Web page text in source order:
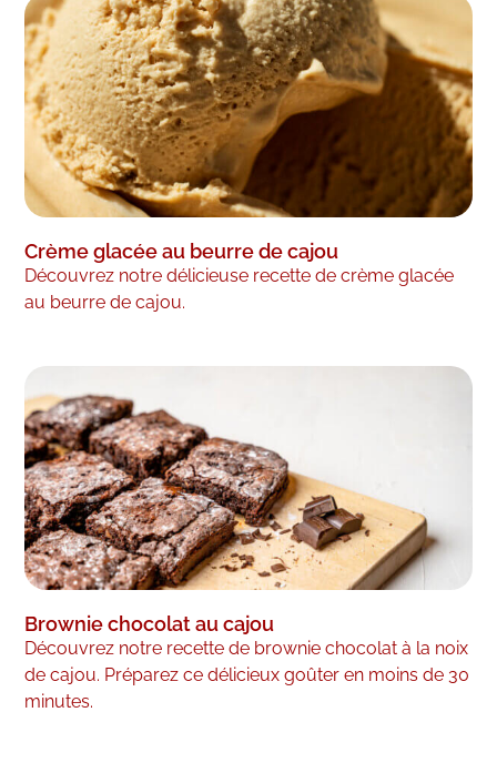
Crème glacée au beurre de cajou
Découvrez notre délicieuse recette de crème glacée
au beurre de cajou.
Brownie chocolat au cajou
Découvrez notre recette de brownie chocolat à la noix
de cajou. Préparez ce délicieux goûter en moins de 30
minutes.